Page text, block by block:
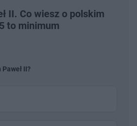
II. Co wiesz o polskim
to minimum
II?